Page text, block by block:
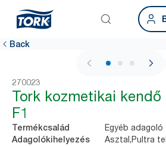
Back
1 / 3
270023
Tork kozmetikai kendő
F1
Termékcsalád Egyéb adagoló
Adagolókihelyezés Asztal,Pultra